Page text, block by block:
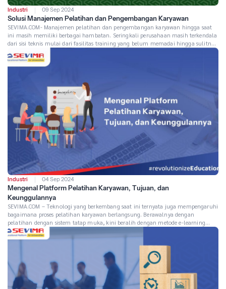
Industri 09 Sep 2024
Solusi Manajemen Pelatihan dan Pengembangan Karyawan
SEVIMA.COM- Manajemen pelatihan dan pengembangan karyawan hingga saat
ini masih memiliki berbagai hambatan. Seringkali perusahaan masih terkendala
dari sisi teknis mulai dari fasilitas training yang belum memadai hingga sulitnya
memantau karyawan yang sedang menjalani pelatihan dan pengembangan.
Masalah ini dampaknya menghambat efektivitas pelatihan, sehingga output
yang dihasilkan pun tidak optimal. Akibatnya, pelatihan tidak memberikan
Industri 04 Sep 2024
Mengenal Platform Pelatihan Karyawan, Tujuan, dan
Keunggulannya
SEVIMA.COM – Teknologi yang berkembang saat ini ternyata juga mempengaruhi
bagaimana proses pelatihan karyawan berlangsung. Berawalnya dengan
pelatihan dengan sistem tatap muka, kini beralih dengan metode e-learning
(pembelajaran virtual). Kini tim Human Resource (HR) dapat lebih mudah
melatih banyak karyawan hanya dengan satu platform. Melihat kemudahan ini,
tak heran banyak perusahaan yang mulai mengadopsi platform […]